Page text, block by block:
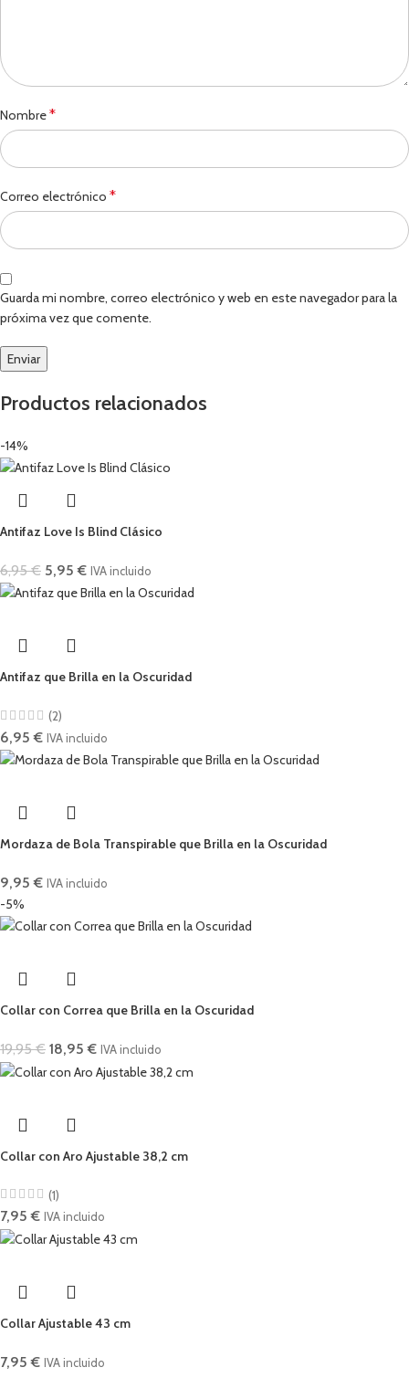
Nombre*
Correo electrónico *
Guarda mi nombre, correo electrónico y web en este navegador para la
próxima vez que comente.
Productos relacionados
-14%
Antifaz Love Is Blind Clásico
6,95€ 5,95€ IVA incluido
Antifaz que Brilla en la Oscuridad
(2)
6,95€ IVA incluido
Mordaza de Bola Transpirable que Brilla en la Oscuridad
9,95€ IVA incluido
-5%
Collar con Correa que Brilla en la Oscuridad
19,95€ 18,95€ IVA incluido
Collar con Aro Ajustable 38,2 cm
(1)
7,95€ IVA incluido
Collar Ajustable 43 cm
7,95€ IVA incluido